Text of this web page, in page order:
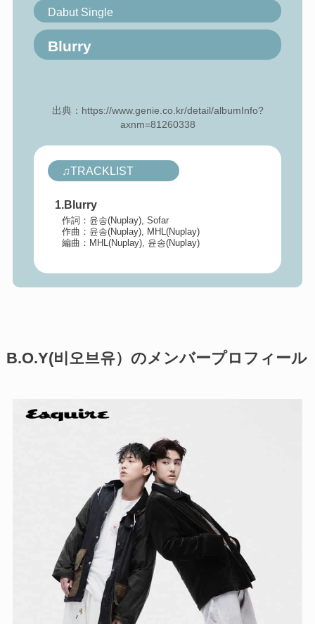
Dabut Single
Blurry
出典：https://www.genie.co.kr/detail/albumInfo?
axnm=81260338
♫TRACKLIST
1.Blurry
作詞：윤송(Nuplay), Sofar
作曲：윤송(Nuplay), MHL(Nuplay)
編曲：MHL(Nuplay), 윤송(Nuplay)
B.O.Y(비오브유）のメンバープロフィール